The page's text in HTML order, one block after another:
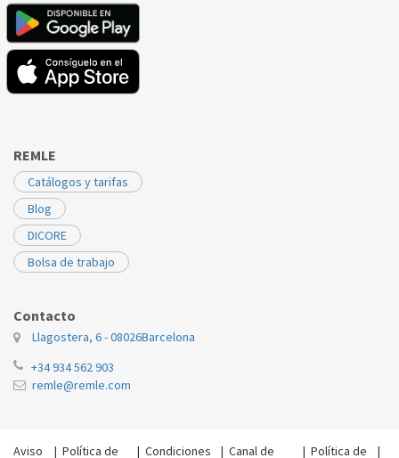
REMLE
Catálogos y tarifas
Blog
DICORE
Bolsa de trabajo
Contacto
Llagostera, 6 - 08026Barcelona
+34 934 562 903
remle@remle.com
Aviso | Política de |Condiciones |Canal de | Política de |